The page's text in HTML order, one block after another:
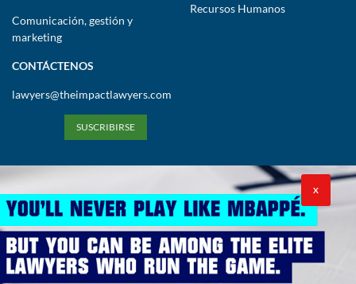
Comunicación, gestión y
marketing
Recursos Humanos
CONTÁCTENOS
lawyers@theimpactlawyers.com
SUSCRIBIRSE
X